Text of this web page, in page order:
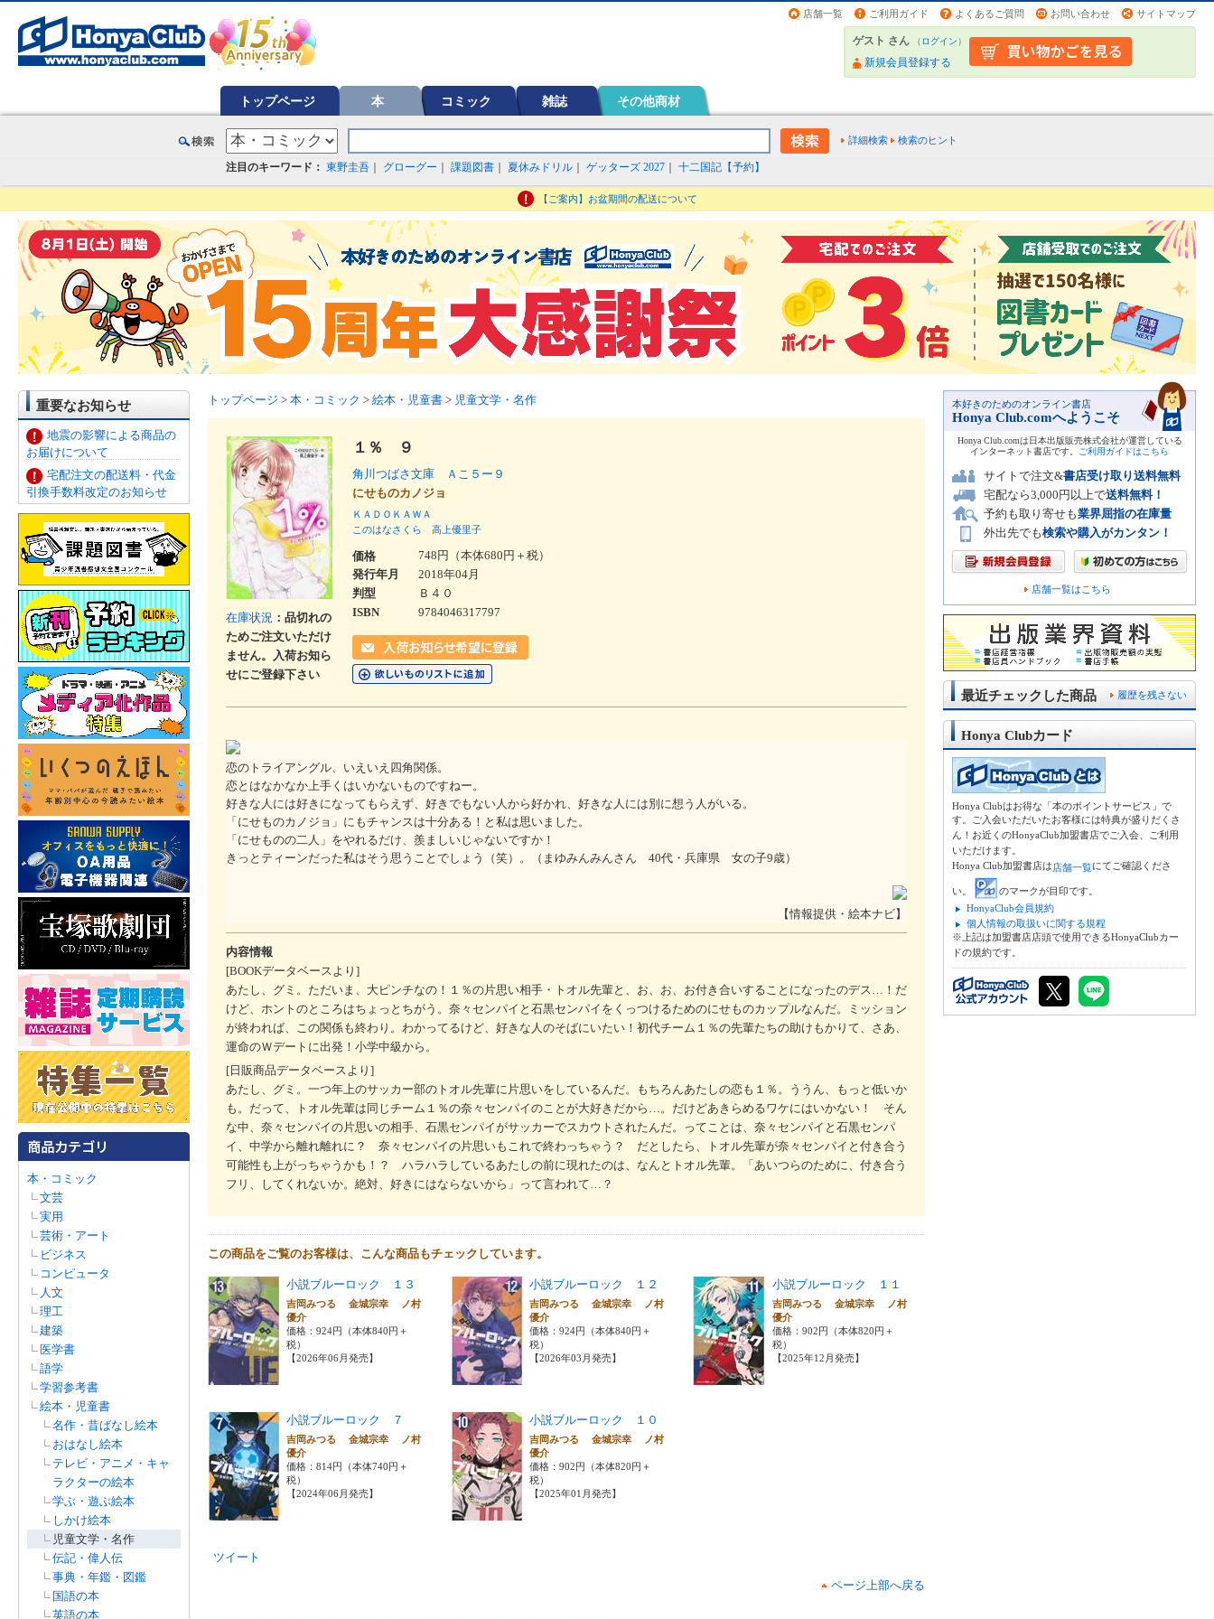
店舗一覧 ご利用ガイド よくあるご質問 お問い合わせ サイトマップ
ゲスト さん （ログイン）
新規会員登録する
トップページ 本 コミック 雑誌 その他商材
詳細検索 検索のヒント
注目のキーワード： 東野圭吾 グローグー 課題図書 夏休みドリル ゲッターズ 2027 十二国記【予約】
【ご案内】お盆期間の配送について
重要なお知らせ
地震の影響による商品の
お届けについて
宅配注文の配送料・代金
引換手数料改定のお知らせ
本・コミック
文芸
実用
芸術・アート
ビジネス
コンピュータ
人文
理工
建築
医学書
語学
学習参考書
絵本・児童書
名作・昔ばなし絵本
おはなし絵本
テレビ・アニメ・キャ
ラクターの絵本
学ぶ・遊ぶ絵本
しかけ絵本
児童文学・名作
伝記・偉人伝
事典・年鑑・図鑑
国語の本
英語の本
トップページ > 本・コミック > 絵本・児童書 > 児童文学・名作
在庫状況 ：品切れの
ためご注文いただけ
ません。入荷お知ら
せにご登録下さい
１％ ９
角川つばさ文庫 Ａこ５ー９
にせものカノジョ
ＫＡＤＯＫＡＷＡ
このはなさくら
高上優里子
価格
748円（本体680円＋税）
発行年月
2018年04月
判型
Ｂ４０
ISBN
9784046317797
恋のトライアングル、いえいえ四角関係。
恋とはなかなか上手くはいかないものですねー。
好きな人には好きになってもらえず、好きでもない人から好かれ、好きな人には別に想う人がいる。
「にせものカノジョ」にもチャンスは十分ある！と私は思いました。
「にせものの二人」をやれるだけ、羨ましいじゃないですか！
きっとティーンだった私はそう思うことでしょう（笑）。（まゆみんみんさん 40代・兵庫県 女の子9歳）
【情報提供・絵本ナビ】
内容情報
[BOOKデータベースより]
あたし、グミ。ただいま、大ピンチなの！１％の片思い相手・トオル先輩と、お、お、お付き合いすることになったのデス…！だ
けど、ホントのところはちょっとちがう。奈々センパイと石黒センパイをくっつけるためのにせものカップルなんだ。ミッション
が終われば、この関係も終わり。わかってるけど、好きな人のそばにいたい！初代チーム１％の先輩たちの助けもかりて、さあ、
運命のＷデートに出発！小学中級から。
[日販商品データベースより]
あたし、グミ。一つ年上のサッカー部のトオル先輩に片思いをしているんだ。もちろんあたしの恋も１％。ううん、もっと低いか
も。だって、トオル先輩は同じチーム１％の奈々センパイのことが大好きだから…。だけどあきらめるワケにはいかない！ そん
な中、奈々センパイの片思いの相手、石黒センパイがサッカーでスカウトされたんだ。ってことは、奈々センパイと石黒センパ
イ、中学から離れ離れに？ 奈々センパイの片思いもこれで終わっちゃう？ だとしたら、トオル先輩が奈々センパイと付き合う
可能性も上がっちゃうかも！？ ハラハラしているあたしの前に現れたのは、なんとトオル先輩。「あいつらのために、付き合う
フリ、してくれないか。絶対、好きにはならないから」って言われて…？
この商品をご覧のお客様は、こんな商品もチェックしています。
小説ブルーロック １３
吉岡みつる 金城宗幸 ノ村
優介
価格：924円（本体840円＋
税）
【2026年06月発売】
小説ブルーロック １２
吉岡みつる 金城宗幸 ノ村
優介
価格：924円（本体840円＋
税）
【2026年03月発売】
小説ブルーロック １１
吉岡みつる 金城宗幸 ノ村
優介
価格：902円（本体820円＋
税）
【2025年12月発売】
小説ブルーロック ７
吉岡みつる 金城宗幸 ノ村
優介
価格：814円（本体740円＋
税）
【2024年06月発売】
小説ブルーロック １０
吉岡みつる 金城宗幸 ノ村
優介
価格：902円（本体820円＋
税）
【2025年01月発売】
ツイート
ページ上部へ戻る
本好きのためのオンライン書店
Honya Club.comへようこそ
Honya Club.comは日本出版販売株式会社が運営している
インターネット書店です。
ご利用ガイドはこちら
サイトで注文&書店受け取り送料無料
宅配なら3,000円以上で送料無料！
予約も取り寄せも業界屈指の在庫量
外出先でも検索や購入がカンタン！
店舗一覧はこちら
履歴を残さない
最近チェックした商品
Honya Clubカード
Honya Clubはお得な「本のポイントサービス」で
す。ご入会いただいたお客様には特典が盛りだくさ
ん！お近くのHonyaClub加盟書店でご入会、ご利用
いただけます。
Honya Club加盟書店は店舗一覧にてご確認くださ
い。
のマークが目印です。
HonyaClub会員規約
個人情報の取扱いに関する規程
※上記は加盟書店店頭で使用できるHonyaClubカー
ドの規約です。